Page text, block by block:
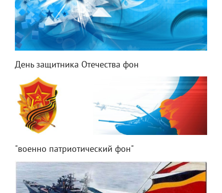
День защитника Отечества фон
"военно патриотический фон"